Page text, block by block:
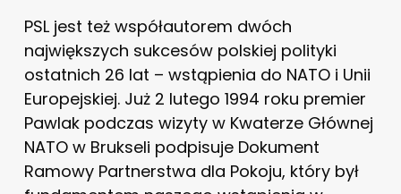
PSL jest też współautorem dwóch
największych sukcesów polskiej polityki
ostatnich 26 lat – wstąpienia do NATO i Unii
Europejskiej. Już 2 lutego 1994 roku premier
Pawlak podczas wizyty w Kwaterze Głównej
NATO w Brukseli podpisuje Dokument
Ramowy Partnerstwa dla Pokoju, który był